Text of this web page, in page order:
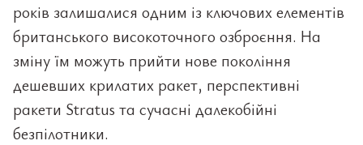
років залишалися одним із ключових елементів
британського високоточного озброєння. На
зміну їм можуть прийти нове покоління
дешевших крилатих ракет, перспективні
ракети Stratus та сучасні далекобійні
безпілотники.